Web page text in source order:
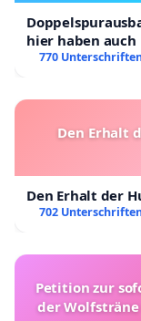
Härtere
Fahrer, die
werden,
an junge
Verstöße
hier haben auch
770
Den Erhalt
Den Erhalt der
702
Petition zur
der